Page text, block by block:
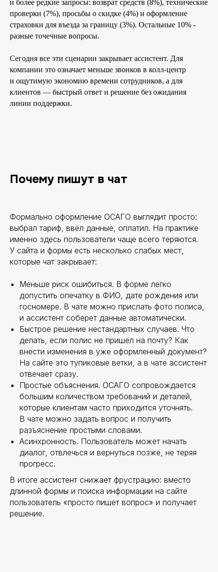
и более редкие запросы: возврат средств (8%), технические
проверки (7%), просьбы о скидке (4%) и оформление
страховки для въезда за границу (3%). Остальные 10% -
разные точечные вопросы.
Сегодня все эти сценарии закрывает ассистент. Для
компании это означает меньше звонков в колл-центр
и ощутимую экономию времени сотрудников, а для
клиентов — быстрый ответ и решение без ожидания
линии поддержки.
Почему пишут в чат
Формально оформление ОСАГО выглядит просто:
выбрал тариф, ввёл данные, оплатил. На практике
именно здесь пользователи чаще всего теряются.
У сайта и формы есть несколько слабых мест,
которые чат закрывает:
Меньше риск ошибиться. В форме легко
допустить опечатку в ФИО, дате рождения или
госномере. В чате можно прислать фото полиса,
и ассистент соберет данные автоматически.
Быстрое решение нестандартных случаев. Что
делать, если полис не пришёл на почту? Как
внести изменения в уже оформленный документ?
На сайте это тупиковые ветки, а в чате ассистент
отвечает сразу.
Простые объяснения. ОСАГО сопровождается
большим количеством требований и деталей,
которые клиентам часто приходится уточнять.
В чате можно задать вопрос и получить
разъяснение простыми словами.
Асинхронность. Пользователь может начать
диалог, отвлечься и вернуться позже, не теряя
прогресс.
В итоге ассистент снижает фрустрацию: вместо
длинной формы и поиска информации на сайте
пользователь «просто пишет вопрос» и получает
решение.